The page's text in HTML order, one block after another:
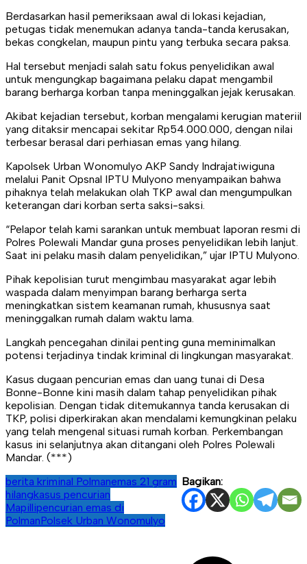
Berdasarkan hasil pemeriksaan awal di lokasi kejadian,
petugas tidak menemukan adanya tanda-tanda kerusakan,
bekas congkelan, maupun pintu yang terbuka secara paksa.
Hal tersebut menjadi salah satu fokus penyelidikan awal
untuk mengungkap bagaimana pelaku dapat mengambil
barang berharga korban tanpa meninggalkan jejak kerusakan.
Akibat kejadian tersebut, korban mengalami kerugian materiil
yang ditaksir mencapai sekitar Rp54.000.000, dengan nilai
terbesar berasal dari perhiasan emas yang hilang.
Kapolsek Urban Wonomulyo AKP Sandy Indrajatiwiguna
melalui Panit Opsnal IPTU Mulyono menyampaikan bahwa
pihaknya telah melakukan olah TKP awal dan mengumpulkan
keterangan dari korban serta saksi-saksi.
“Pelapor telah kami sarankan untuk membuat laporan resmi di
Polres Polewali Mandar guna proses penyelidikan lebih lanjut.
Saat ini pelaku masih dalam penyelidikan,” ujar IPTU Mulyono.
Pihak kepolisian turut mengimbau masyarakat agar lebih
waspada dalam menyimpan barang berharga serta
meningkatkan sistem keamanan rumah, khususnya saat
meninggalkan rumah dalam waktu lama.
Langkah pencegahan dinilai penting guna meminimalkan
potensi terjadinya tindak kriminal di lingkungan masyarakat.
Kasus dugaan pencurian emas dan uang tunai di Desa
Bonne-Bonne kini masih dalam tahap penyelidikan pihak
kepolisian. Dengan tidak ditemukannya tanda kerusakan di
TKP, polisi diperkirakan akan mendalami kemungkinan pelaku
yang telah mengenal situasi rumah korban. Perkembangan
kasus ini selanjutnya akan ditangani oleh Polres Polewali
Mandar. (***)
Bagikan:
berita kriminal Polmanemas 21 gram
hilangkasus pencurian
Mapillipencurian emas di
PolmanPolsek Urban Wonomulyo